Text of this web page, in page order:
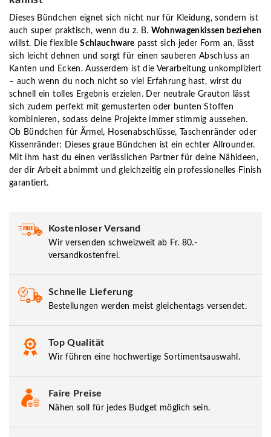
Dieses Bündchen eignet sich nicht nur für Kleidung, sondern ist
auch super praktisch, wenn du z. B. Wohnwagenkissen beziehen
willst. Die flexibleSchlauchware passt sich jeder Form an, lässt
sich leicht dehnen und sorgt für einen sauberen Abschluss an
Kanten und Ecken. Ausserdem ist die Verarbeitung unkompliziert
– auch wenn du noch nicht so viel Erfahrung hast, wirst du
schnell ein tolles Ergebnis erzielen. Der neutrale Grauton lässt
sich zudem perfekt mit gemusterten oder bunten Stoffen
kombinieren, sodass deine Projekte immer stimmig aussehen.
Ob Bündchen für Ärmel, Hosenabschlüsse, Taschenränder oder
Kissenränder: Dieses graue Bündchen ist ein echter Allrounder.
Mit ihm hast du einen verlässlichen Partner für deine Nähideen,
der dir Arbeit abnimmt und gleichzeitig ein professionelles Finish
garantiert.
Kostenloser Versand
Wir versenden schweizweit ab Fr. 80.-
versandkostenfrei.
Schnelle Lieferung
Bestellungen werden meist gleichentags versendet.
Top Qualität
Wir führen eine hochwertige Sortimentsauswahl.
Faire Preise
Nähen soll für jedes Budget möglich sein.